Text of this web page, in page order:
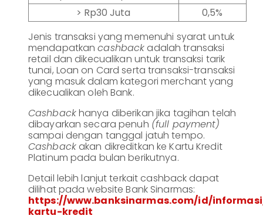
> Rp30 Juta
0,5%
Jenis transaksi yang memenuhi syarat untuk
mendapatkancashback adalah transaksi
retail dan dikecualikan untuk transaksi tarik
tunai, Loan on Card serta transaksi-transaksi
yang masuk dalam kategori merchant yang
dikecualikan oleh Bank.
Cashbackhanya diberikan jika tagihan telah
dibayarkan secara penuh (full payment)
sampai dengan tanggal jatuh tempo.
Cashbackakan dikreditkan ke Kartu Kredit
Platinum pada bulan berikutnya.
Detail lebih lanjut terkait cashback dapat
dilihat pada website Bank Sinarmas:
https://www.banksinarmas.com/id/
kartu-kredit